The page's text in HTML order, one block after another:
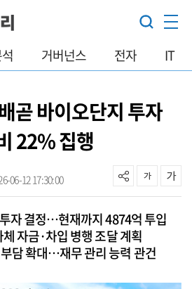
거버넌스 전자 IT
곧 바이오단지 투자
22% 집행
06-12 17:30:00
자 결정…현재까지 4874억 투입
자금·차입 병행 조달 계획
담 확대…재무 관리 능력 관건